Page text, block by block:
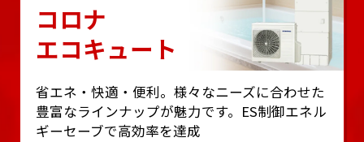
コロナ
エコキュート
省エネ・快適・便利。様々なニーズに合わせた
豊富なラインナップが魅⼒です。ES制御エネル
ギーセーブで⾼効率を達成